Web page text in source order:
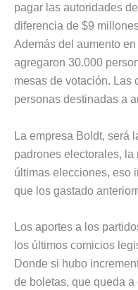
pagar las autoridades
diferencia de $9
Además del aumento
agregaron 30.000
mesas de votación. Las
personas destinadas a
La empresa Boldt, será
padrones electorales,
últimas elecciones, eso
que los gastado
Los aportes a los
los últimos comicios
Donde si hubo
de boletas, que queda